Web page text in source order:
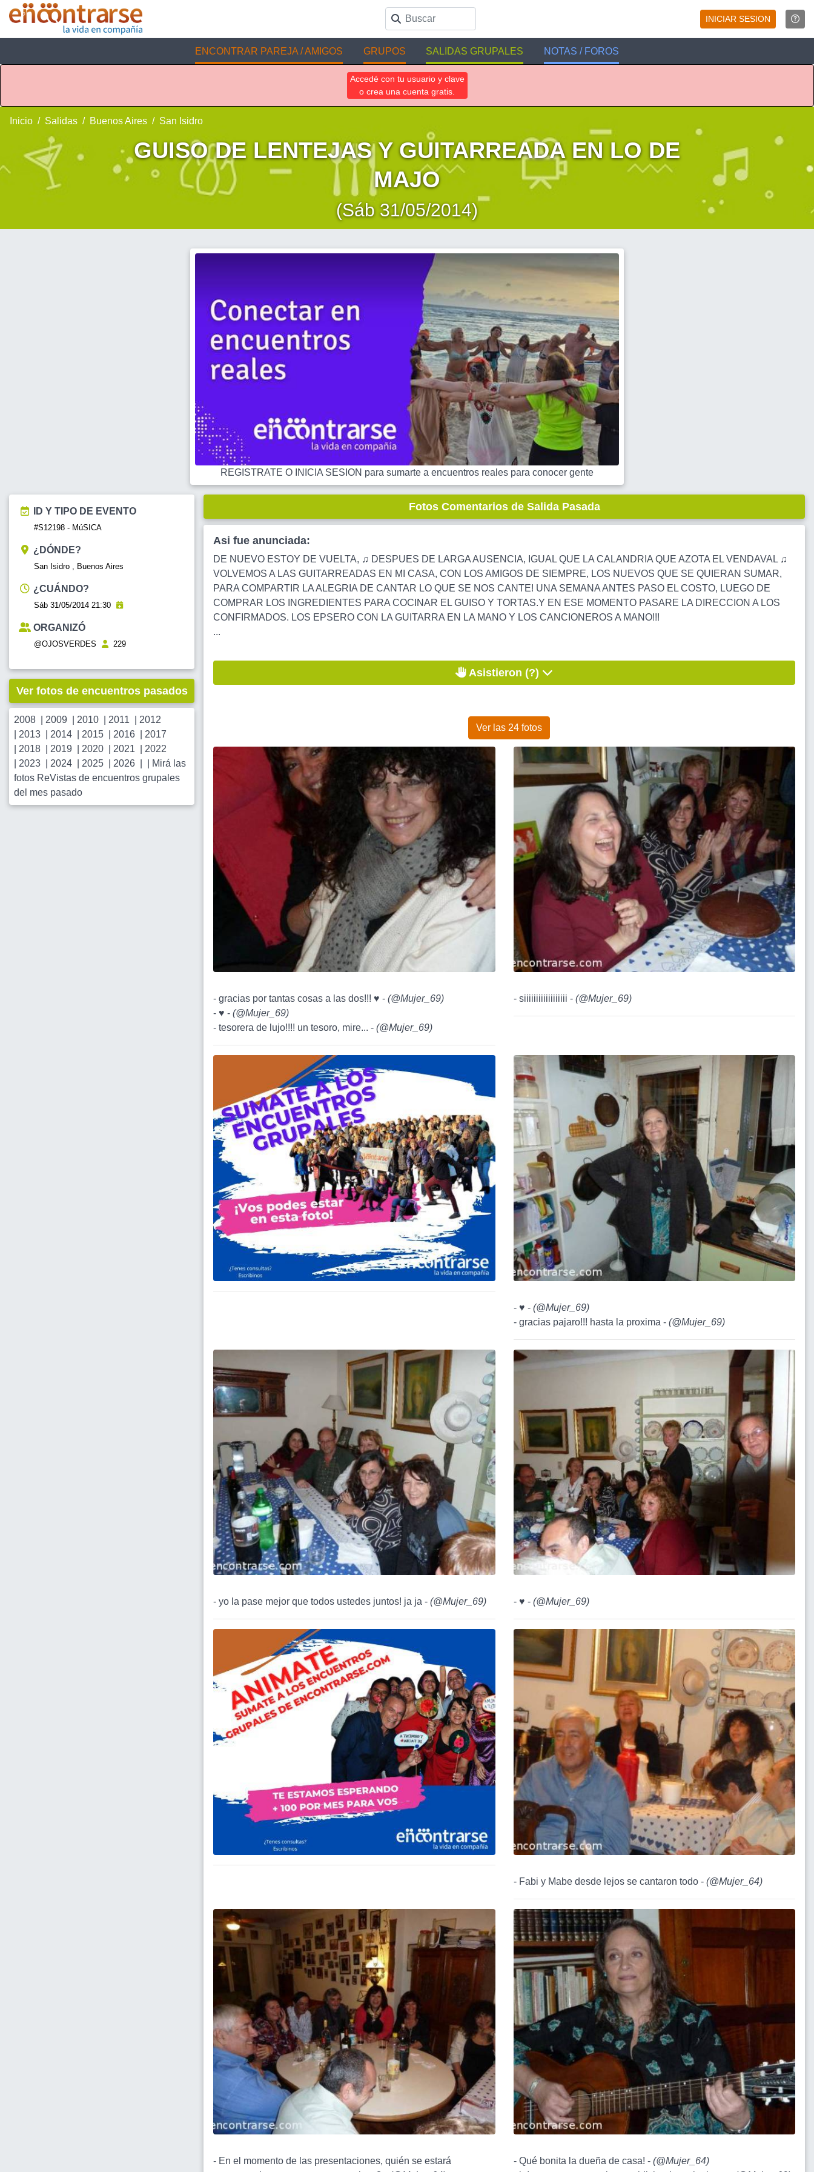
INICIAR SESION
ENCONTRAR PAREJA / AMIGOS GRUPOS SALIDAS GRUPALES NOTAS / FOROS
Accedé con tu usuario y clave
o crea una cuenta gratis.
Inicio Salidas Buenos Aires San Isidro
GUISO DE LENTEJAS Y GUITARREADA EN LO DE
MAJO
(Sáb 31/05/2014)
REGISTRATE O INICIA SESION para sumarte a encuentros reales para conocer gente
ID Y TIPO DE EVENTO
#S12198 - MúSICA
¿DÓNDE?
San Isidro , Buenos Aires
¿CUÁNDO?
Sáb 31/05/2014 21:30
ORGANIZÓ
@OJOSVERDES 229
Ver fotos de encuentros pasados
2008 2009 2010 2011
2012
2013 2014 2015 2016
2017
2018 2019 2020 2021
2022
2023 2024 2025 2026
Mirá las
fotos ReVistas de encuentros grupales
del mes pasado
Fotos Comentarios de Salida Pasada
Asi fue anunciada:
DE NUEVO ESTOY DE VUELTA, ♫ DESPUES DE LARGA AUSENCIA, IGUAL QUE LA CALANDRIA QUE AZOTA EL VENDAVAL ♫
VOLVEMOS A LAS GUITARREADAS EN MI CASA, CON LOS AMIGOS DE SIEMPRE, LOS NUEVOS QUE SE QUIERAN SUMAR,
PARA COMPARTIR LA ALEGRIA DE CANTAR LO QUE SE NOS CANTE! UNA SEMANA ANTES PASO EL COSTO, LUEGO DE
COMPRAR LOS INGREDIENTES PARA COCINAR EL GUISO Y TORTAS.Y EN ESE MOMENTO PASARE LA DIRECCION A LOS
CONFIRMADOS. LOS EPSERO CON LA GUITARRA EN LA MANO Y LOS CANCIONEROS A MANO!!!
...
Asistieron (?)
Ver las 24 fotos
- gracias por tantas cosas a las dos!!! ♥ - (@Mujer_69)
- ♥ - (@Mujer_69)
- tesorera de lujo!!!! un tesoro, mire... - (@Mujer_69)
- siiiiiiiiiiiiiiiiii - (@Mujer_69)
- ♥ - (@Mujer_69)
- gracias pajaro!!! hasta la proxima - (@Mujer_69)
- yo la pase mejor que todos ustedes juntos! ja ja - (@Mujer_69) - ♥ - (@Mujer_69)
- Fabi y Mabe desde lejos se cantaron todo - (@Mujer_64)
- En el momento de las presentaciones, quién se estará
- Qué bonita la dueña de casa! - (@Mujer_64)